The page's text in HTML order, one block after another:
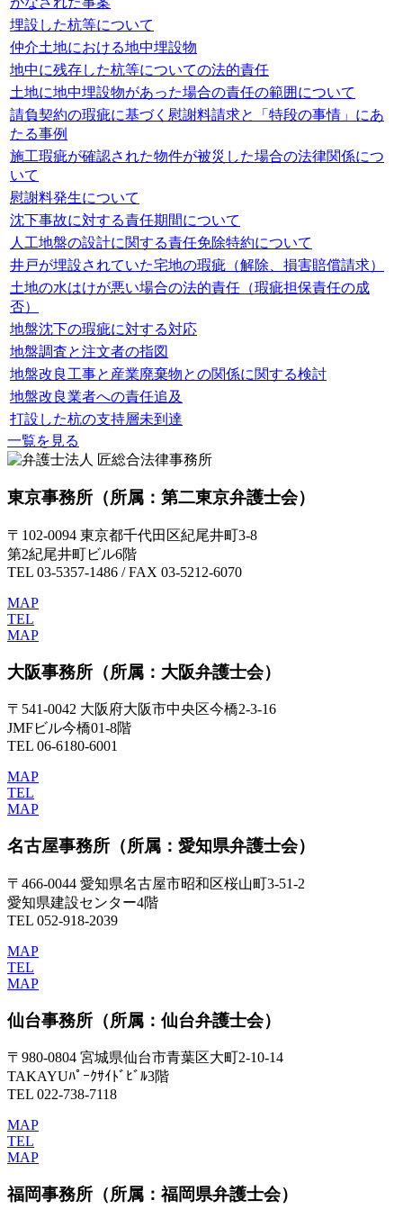
埋設した杭等について
仲介土地における地中埋設物
地中に残存した杭等についての法的責任
土地に地中埋設物があった場合の責任の範囲について
請負契約の瑕疵に基づく慰謝料請求と「特段の事情」にあ
たる事例
施工瑕疵が確認された物件が被災した場合の法律関係につ
いて
慰謝料発生について
沈下事故に対する責任期間について
人工地盤の設計に関する責任免除特約について
井戸が埋設されていた宅地の瑕疵（解除、損害賠償請求）
土地の水はけが悪い場合の法的責任（瑕疵担保責任の成
否）
地盤沈下の瑕疵に対する対応
地盤調査と注文者の指図
地盤改良工事と産業廃棄物との関係に関する検討
地盤改良業者への責任追及
打設した杭の支持層未到達
一覧を見る
東京事務所 （所属：第二東京弁護士会）
〒102-0094 東京都千代田区紀尾井町3-8
第2紀尾井町ビル6階
TEL 03-5357-1486 / FAX 03-5212-6070
MAP
TEL
MAP
大阪事務所 （所属：大阪弁護士会）
〒541-0042 大阪府大阪市中央区今橋2-3-16
JMFビル今橋01-8階
TEL 06-6180-6001
MAP
TEL
MAP
名古屋事務所 （所属：愛知県弁護士会）
〒466-0044 愛知県名古屋市昭和区桜山町3-51-2
愛知県建設センター4階
TEL 052-918-2039
MAP
TEL
MAP
仙台事務所 （所属：仙台弁護士会）
〒980-0804 宮城県仙台市青葉区大町2-10-14
TAKAYUﾊﾟｰｸｻｲﾄﾞﾋﾞﾙ3階
TEL 022-738-7118
MAP
TEL
MAP
福岡事務所 （所属：福岡県弁護士会）